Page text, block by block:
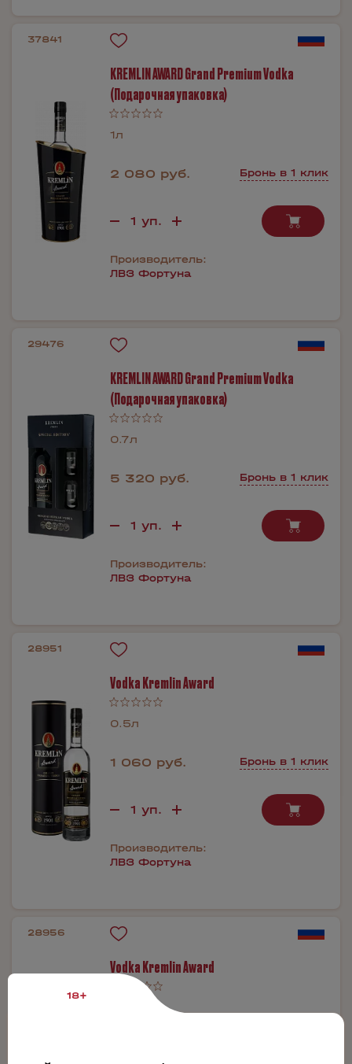
37841
KREMLIN AWARD Grand Premium Vodka
(Подарочная упаковка)
1л
2 080 руб. Бронь в 1 клик
Производитель:
ЛВЗ Фортуна
29476
KREMLIN AWARD Grand Premium Vodka
(Подарочная упаковка)
0.7л
5 320 руб. Бронь в 1 клик
Производитель:
ЛВЗ Фортуна
28951
Vodka Kremlin Award
0.5л
1 060 руб. Бронь в 1 клик
Производитель:
ЛВЗ Фортуна
28956
Vodka Kremlin Award
18+